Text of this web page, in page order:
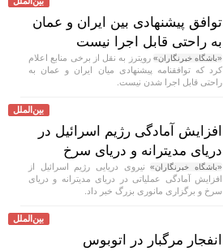
توافق پیشنهادی بین ایران و عمان
به راحتی قابل اجرا نیست
«باشگاه خبرنگاران» رویترز به نقل از برخی منابع اعلام
کرد که توافقنامه پیشنهادی میان ایران و عمان به
راحتی قابل اجرا شدن نیست.
بین‌الملل
افزایش آمادگی رژیم اسرائیل در
دریای مدیترانه و دریای سرخ
«باشگاه خبرنگاران»نیروی دریایی رژیم اسرائیل از
افزایش آمادگی عملیاتی در دریای مدیترانه و دریای
سرخ و برگزاری مانوری بزرگ خبر داد.
بین‌الملل
انفجار مرگبار در اتوبوس